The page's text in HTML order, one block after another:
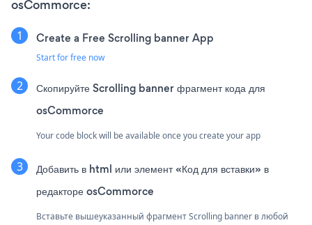
osCommorce:
Create a Free Scrolling banner App
Start for free now
Скопируйте Scrolling banner фрагмент кода для
osCommorce
Your code block will be available once you create your app
Добавить в html или элемент «Код для вставки» в
редакторе osCommorce
Вставьте вышеуказанный фрагмент Scrolling banner в любой